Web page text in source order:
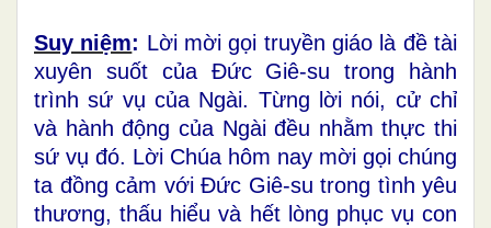
Suy niệm: Lời mời gọi truyền giáo là đề tài
xuyên suốt của Đức Giê-su trong hành
trình sứ vụ của Ngài. Từng lời nói, cử chỉ
và hành động của Ngài đều nhằm thực thi
sứ vụ đó. Lời Chúa hôm nay mời gọi chúng
ta đồng cảm với Đức Giê-su trong tình yêu
thương, thấu hiểu và hết lòng phục vụ con